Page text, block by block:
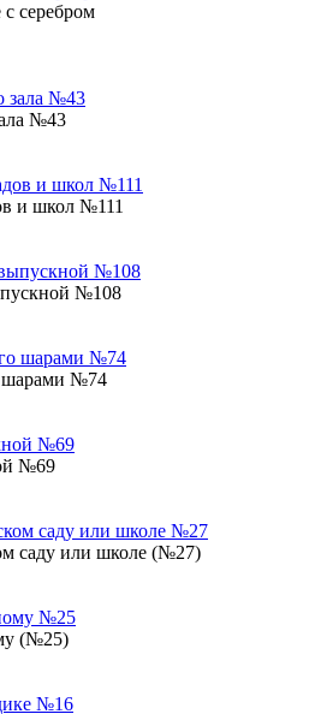
серебром
№43
и школ №111
№108
шарами №74
№69
саду или школе (№27)
(№25)